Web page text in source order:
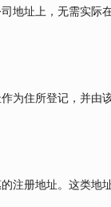
地址上，无需实际
为住所登记，并由
注册地址。这类地